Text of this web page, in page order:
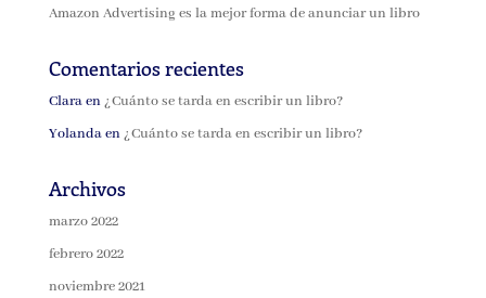
Amazon Advertising es la mejor forma de anunciar un libro
Comentarios recientes
Claraen¿Cuánto se tarda en escribir un libro?
Yolandaen¿Cuánto se tarda en escribir un libro?
Archivos
marzo 2022
febrero 2022
noviembre 2021